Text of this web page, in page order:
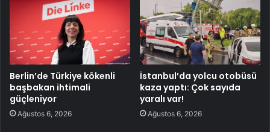
Berlin’de Türkiye kökenli
başbakan ihtimali
güçleniyor
Ağustos 6, 2026
İstanbul’da yolcu otobüsü
kaza yaptı: Çok sayıda
yaralı var!
Ağustos 6, 2026